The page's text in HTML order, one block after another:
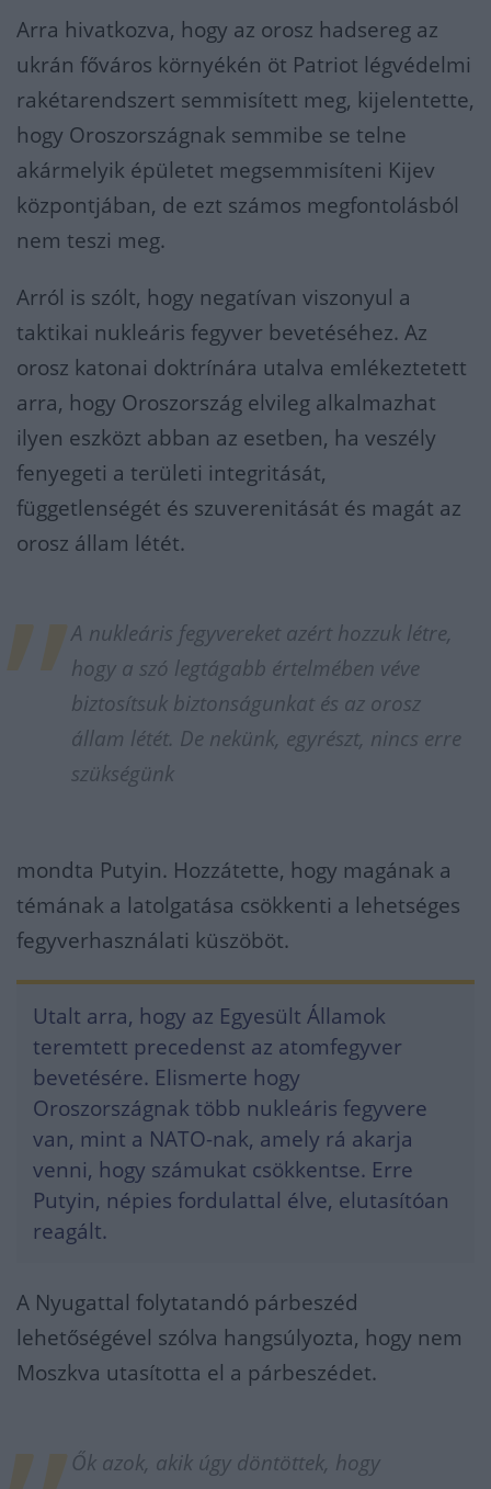
Arra hivatkozva, hogy az orosz hadsereg az
ukrán főváros környékén öt Patriot légvédelmi
rakétarendszert semmisített meg, kijelentette,
hogy Oroszországnak semmibe se telne
akármelyik épületet megsemmisíteni Kijev
központjában, de ezt számos megfontolásból
nem teszi meg.
Arról is szólt, hogy negatívan viszonyul a
taktikai nukleáris fegyver bevetéséhez. Az
orosz katonai doktrínára utalva emlékeztetett
arra, hogy Oroszország elvileg alkalmazhat
ilyen eszközt abban az esetben, ha veszély
fenyegeti a területi integritását,
függetlenségét és szuverenitását és magát az
orosz állam létét.
A nukleáris fegyvereket azért hozzuk létre,
hogy a szó legtágabb értelmében véve
biztosítsuk biztonságunkat és az orosz
állam létét. De nekünk, egyrészt, nincs erre
szükségünk
mondta Putyin. Hozzátette, hogy magának a
témának a latolgatása csökkenti a lehetséges
fegyverhasználati küszöböt.
Utalt arra, hogy az Egyesült Államok
teremtett precedenst az atomfegyver
bevetésére. Elismerte hogy
Oroszországnak több nukleáris fegyvere
van, mint a NATO-nak, amely rá akarja
venni, hogy számukat csökkentse. Erre
Putyin, népies fordulattal élve, elutasítóan
reagált.
A Nyugattal folytatandó párbeszéd
lehetőségével szólva hangsúlyozta, hogy nem
Moszkva utasította el a párbeszédet.
Ők azok, akik úgy döntöttek, hogy